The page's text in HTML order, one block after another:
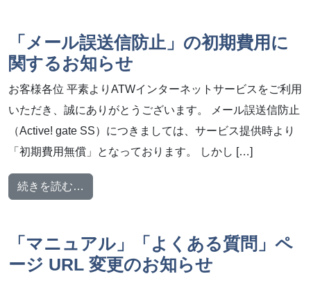
「メール誤送信防止」の初期費用に
関するお知らせ
お客様各位 平素よりATWインターネットサービスをご利用
いただき、誠にありがとうございます。 メール誤送信防止
（Active! gate SS）につきましては、サービス提供時より
「初期費用無償」となっております。 しかし […]
続きを読む…
「マニュアル」「よくある質問」ペ
ージ URL 変更のお知らせ